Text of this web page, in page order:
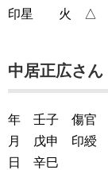
印星 火 △
中居正広さん
年 壬子 傷官
月 戊申 印綬
日 辛巳